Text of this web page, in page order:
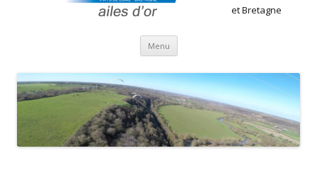
et Bretagne
Menu Aller
contenu